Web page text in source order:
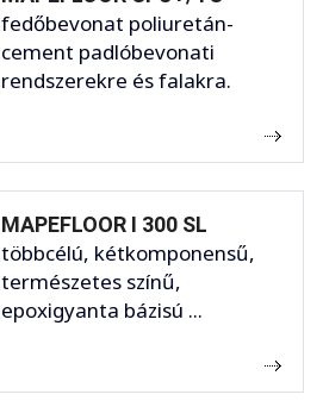
fedőbevonat poliuretán-
cement padlóbevonati
rendszerekre és falakra.
MAPEFLOOR I 300 SL
többcélú, kétkomponensű,
természetes színű,
epoxigyanta bázisú ...